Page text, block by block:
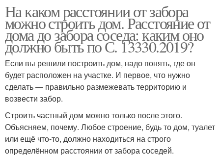
На каком расстоянии от забора
можно строить дом. Расстояние от
дома до забора соседа: каким оно
должно быть по С. 13330.2019?
Если вы решили построить дом, надо понять, где он
будет расположен на участке. И первое, что нужно
сделать ― правильно размежевать территорию и
возвести забор.
Строить частный дом можно только после этого.
Объясняем, почему. Любое строение, будь то дом, туалет
или ещё что-то, должно находиться на строго
определённом расстоянии от забора соседей.